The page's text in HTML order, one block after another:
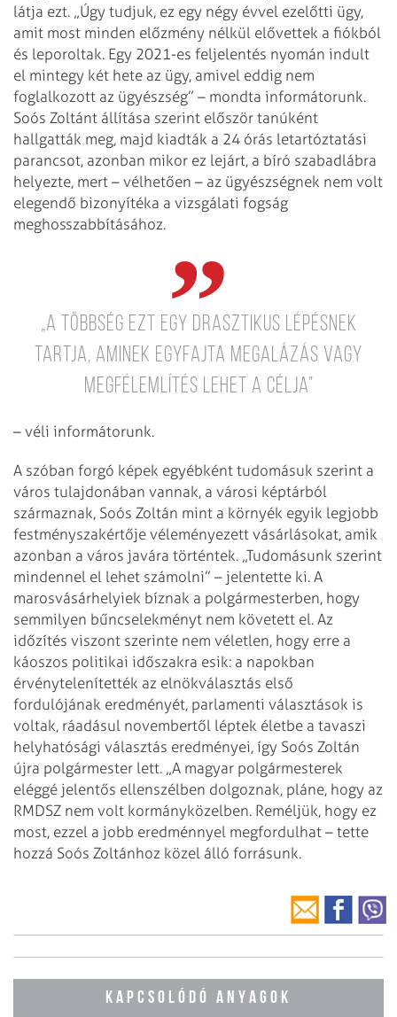
látja ezt. „Úgy tudjuk, ez egy négy évvel ezelőtti ügy,
amit most minden előzmény nélkül elővettek a fiókból
és leporoltak. Egy 2021-es feljelentés nyomán indult
el mintegy két hete az ügy, amivel eddig nem
foglalkozott az ügyészség” – mondta informátorunk.
Soós Zoltánt állítása szerint először tanúként
hallgatták meg, majd kiadták a 24 órás letartóztatási
parancsot, azonban mikor ez lejárt, a bíró szabadlábra
helyezte, mert – vélhetően – az ügyészségnek nem volt
elegendő bizonyítéka a vizsgálati fogság
meghosszabbításához.
„A többség ezt egy drasztikus lépésnek
tartja, aminek egyfajta megalázás vagy
megfé­lemlítés lehet a célja”
– véli informátorunk.
A szóban forgó képek egyébként tudomásuk szerint a
város tulajdonában vannak, a városi képtárból
származnak, Soós Zoltán mint a környék egyik legjobb
festményszakértője véleményezett vásárlásokat, amik
azonban a város javára történtek. „Tudomásunk szerint
mindennel el lehet számolni” – jelentette ki. A
marosvásárhelyiek bíznak a polgármesterben, hogy
semmilyen bűncselekményt nem követett el. Az
időzítés viszont szerinte nem véletlen, hogy erre a
káoszos politikai időszakra esik: a napokban
érvénytelenítették az elnökválasztás első
fordulójának eredményét, parlamenti választások is
voltak, ráadásul novembertől léptek életbe a tavaszi
helyhatósági választás eredményei, így Soós Zoltán
újra polgármester lett. „A magyar polgármesterek
eléggé jelentős ellenszélben dolgoznak, pláne, hogy az
RMDSZ nem volt kormányközelben. Reméljük, hogy ez
most, ezzel a jobb eredménnyel megfordulhat – tette
hozzá Soós Zoltánhoz közel álló forrásunk.
KAPCSOLÓDÓ ANYAGOK